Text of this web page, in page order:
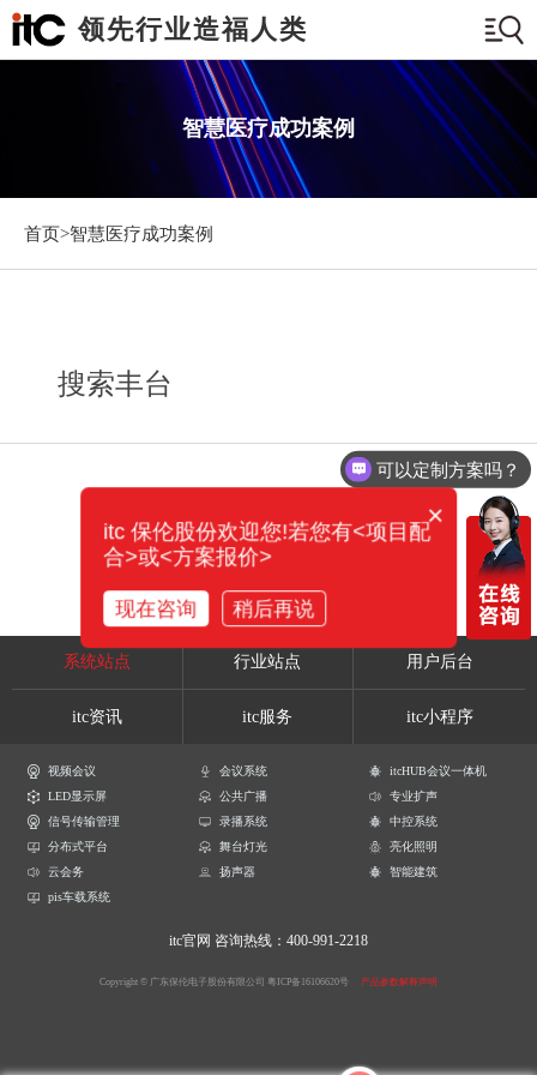
领先行业造福人类
智慧医疗成功案例
首页>智慧医疗成功案例
搜索丰台
系统站点 行业站点 用户后台
itc资讯 itc服务 itc小程序
视频会议 会议系统
itcHUB会议一体机
LED显示屏
公共广播
专业扩声
信号传输管理
录播系统
中控系统
分布式平台
舞台灯光
亮化照明
云会务
扬声器
智能建筑
pis车载系统
itc官网 咨询热线：400-991-2218
Copyright © 广东保伦电子股份有限公司 粤ICP备16106620号 产品参数解释声明
可以定制方案吗？
×
itc 保伦股份欢迎您!若您有<项目配
合>或<方案报价>
现在咨询 稍后再说